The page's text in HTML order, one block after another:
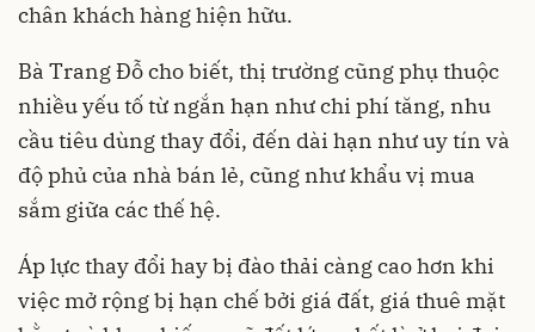
chân khách hàng hiện hữu.
Bà Trang Đỗ cho biết, thị trường cũng phụ thuộc
nhiều yếu tố từ ngắn hạn như chi phí tăng, nhu
cầu tiêu dùng thay đổi, đến dài hạn như uy tín và
độ phủ của nhà bán lẻ, cũng như khẩu vị mua
sắm giữa các thế hệ.
Áp lực thay đổi hay bị đào thải càng cao hơn khi
việc mở rộng bị hạn chế bởi giá đất, giá thuê mặt